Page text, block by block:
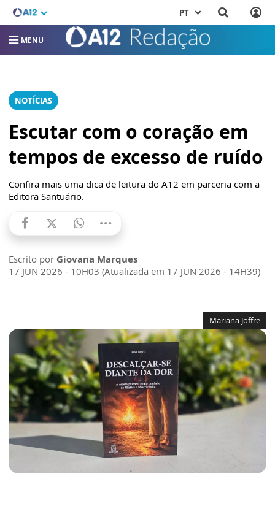
PT
MENU
NOTÍCIAS
Escutar com o coração em
tempos de excesso de ruído
Confira mais uma dica de leitura do A12 em parceria com a
Editora Santuário.
Escrito por Giovana Marques
17 JUN 2026 - 10H03 (Atualizada em 17 JUN 2026 - 14H39)
Mariana Joffre